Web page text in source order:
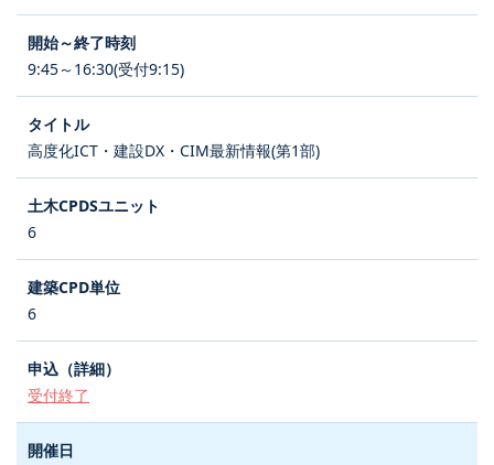
9:45～16:30(受付9:15)
高度化ICT・建設DX・CIM最新情報(第1部)
6
6
受付終了